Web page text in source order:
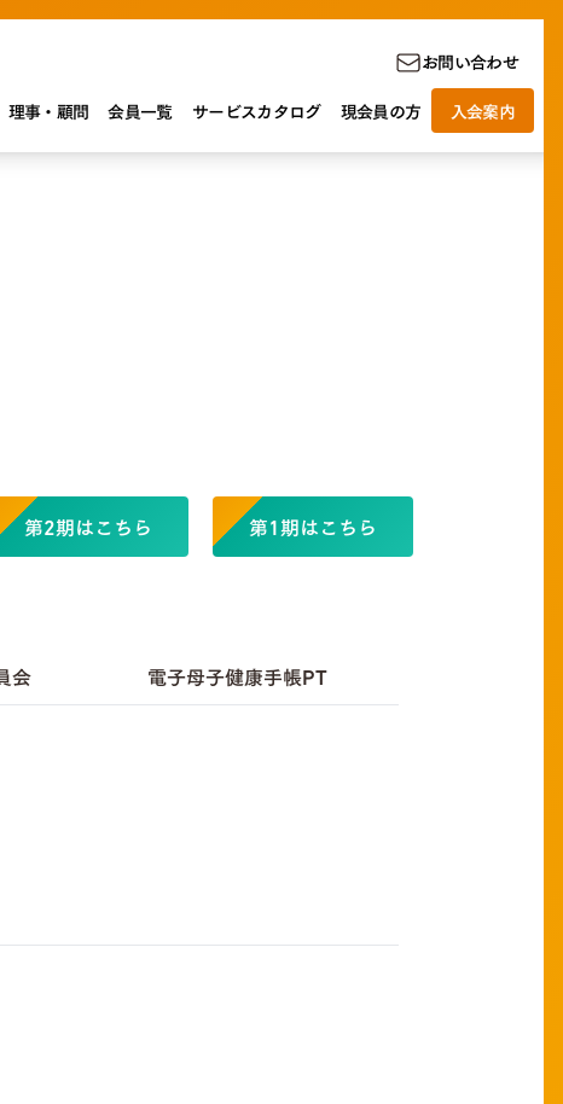
お問い合わせ
理事・顧問 会員一覧 サービスカタログ 現会員の方 入会案内
第2期はこちら 第1期はこちら
会 電子母子健康手帳PT